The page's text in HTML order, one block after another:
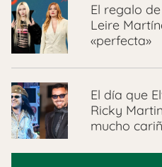
El regalo
Leire
«perfecta»
El día que
Ricky
mucho